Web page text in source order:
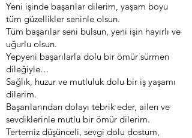
Yeni işinde başarılar dilerim, yaşam boyu
tüm güzellikler seninle olsun.
Tüm başarılar seni bulsun, yeni işin hayırlı ve
uğurlu olsun.
Yepyeni başarılarla dolu bir ömür sürmen
dileğiyle…
Sağlık, huzur ve mutluluk dolu bir iş yaşamı
dilerim.
Başarılarından dolayı tebrik eder, ailen ve
sevdiklerinle mutlu bir ömür dilerim.
Tertemiz düşünceli, sevgi dolu dostum,